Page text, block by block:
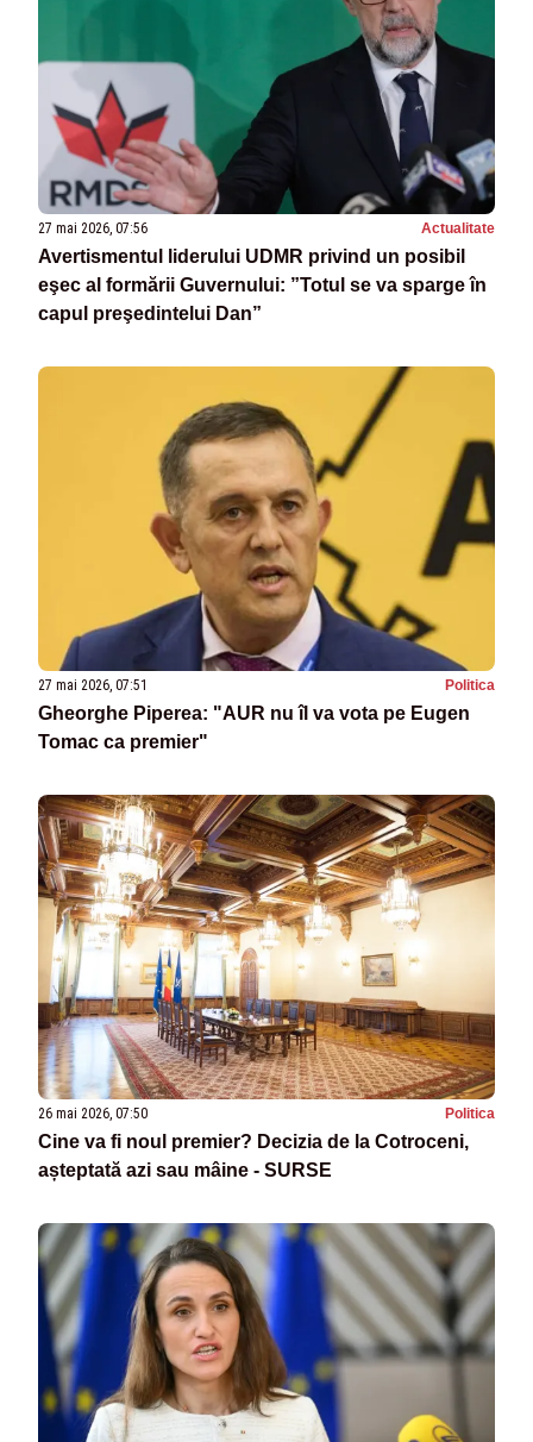
27 mai 2026, 07:56 Actualitate
Avertismentul liderului UDMR privind un posibil
eşec al formării Guvernului: ”Totul se va sparge în
capul preşedintelui Dan”
27 mai 2026, 07:51 Politica
Gheorghe Piperea: "AUR nu îl va vota pe Eugen
Tomac ca premier"
26 mai 2026, 07:50 Politica
Cine va fi noul premier? Decizia de la Cotroceni,
așteptată azi sau mâine - SURSE